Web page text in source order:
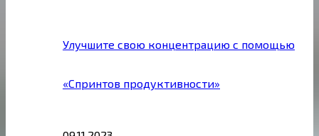
Улучшите свою концентрацию с помощью
«Спринтов продуктивности»